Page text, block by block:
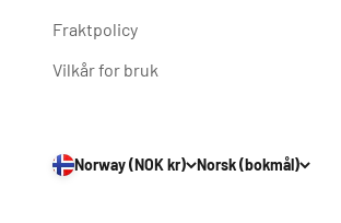
Fraktpolicy
Vilkår for bruk
Norway (NOK kr) Norsk (bokmål)